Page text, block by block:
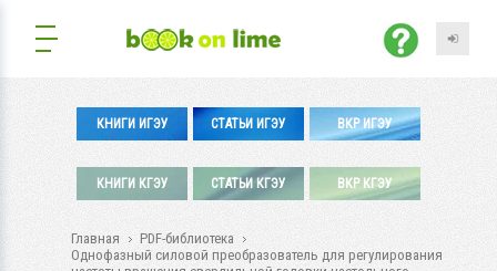
КНИГИ ИГЭУ СТАТЬИ ИГЭУ ВКР ИГЭУ
КНИГИ КГЭУ СТАТЬИ КГЭУ ВКР КГЭУ
Главная
PDF-библиотека
Однофазный силовой преобразователь для регулирования